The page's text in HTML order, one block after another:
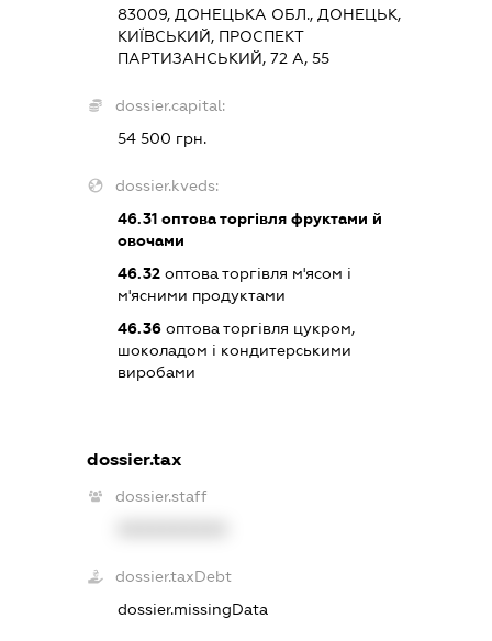
83009, ДОНЕЦЬКА ОБЛ., ДОНЕЦЬК,
КИЇВСЬКИЙ, ПРОСПЕКТ
ПАРТИЗАНСЬКИЙ, 72 А, 55
dossier.capital:
54 500 грн.
dossier.kveds:
46.31оптова торгівля фруктами й
овочами
46.32оптова торгівля м'ясом і
м'ясними продуктами
46.36оптова торгівля цукром,
шоколадом і кондитерськими
виробами
dossier.tax
dossier.staff
dossier.taxDebt
dossier.missingData